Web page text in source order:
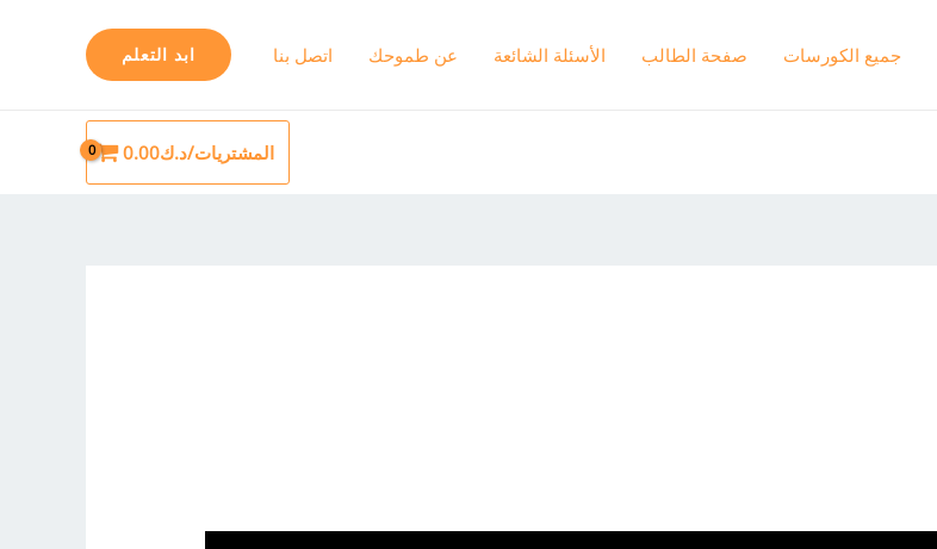
جميع الكورسات صفحة الطالب الأسئلة الشائعة عن طموحك اتصل بنا ابد التعلم
المشتريات/د.ك0.00